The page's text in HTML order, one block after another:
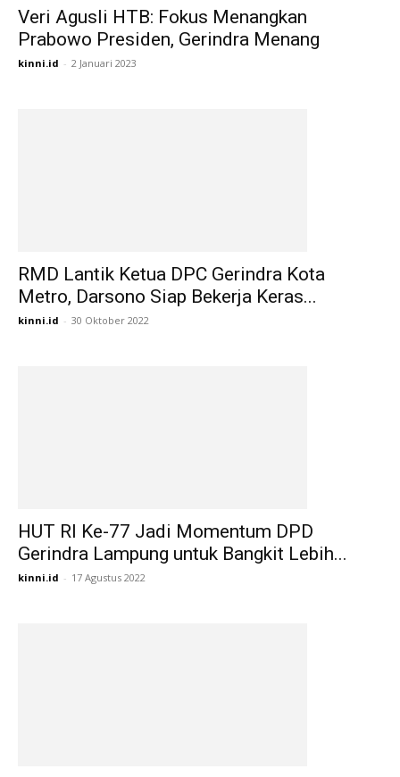
Veri Agusli HTB: Fokus Menangkan
Prabowo Presiden, Gerindra Menang
kinni.id - 2 Januari 2023
RMD Lantik Ketua DPC Gerindra Kota
Metro, Darsono Siap Bekerja Keras...
kinni.id - 30 Oktober 2022
HUT RI Ke-77 Jadi Momentum DPD
Gerindra Lampung untuk Bangkit Lebih...
kinni.id - 17 Agustus 2022